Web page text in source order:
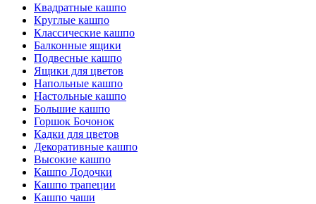
Квадратные кашпо
Круглые кашпо
Классические кашпо
Балконные ящики
Подвесные кашпо
Ящики для цветов
Напольные кашпо
Настольные кашпо
Большие кашпо
Горшок Бочонок
Кадки для цветов
Декоративные кашпо
Высокие кашпо
Кашпо Лодочки
Кашпо трапеции
Кашпо чаши